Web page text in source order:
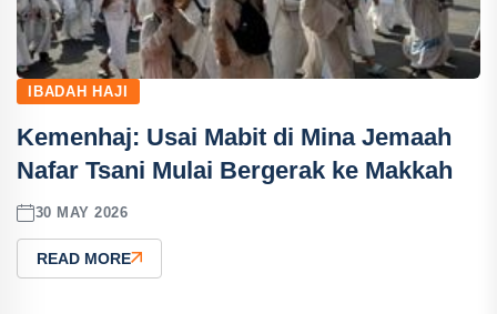
IBADAH HAJI
Kemenhaj: Usai Mabit di Mina Jemaah
Nafar Tsani Mulai Bergerak ke Makkah
30 MAY 2026
READ MORE